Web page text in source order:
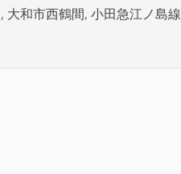
, 大和市西鶴間, 小田急江ノ島線